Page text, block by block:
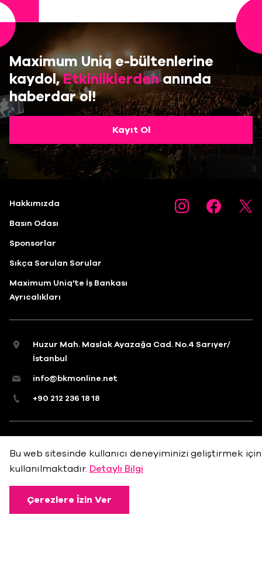
Maximum Uniq e-bültenlerine
kaydol,Etkinliklerdenanında
haberdar ol!
Kayıt Ol
Hakkımızda
Basın Odası
Sponsorlar
Sıkça Sorulan Sorular
Maximum Uniq’te İş Bankası
Ayrıcalıkları
Huzur Mah. Maslak Ayazağa Cad. No.4 Sarıyer/
İstanbul
info@bkmonline.net
+90 212 236 18 18
Bu web sitesinde kullanıcı deneyiminizi geliştirmek
kullanılmaktadır. Detaylı Bilgi
Çerezlere İzin Ver